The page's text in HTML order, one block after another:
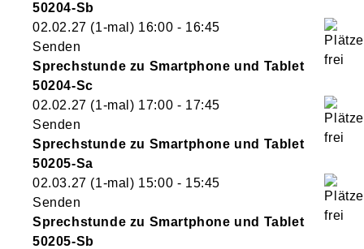
50204-Sb
02.02.27 (1-mal) 16:00 - 16:45
Senden
Sprechstunde zu Smartphone und Tablet
50204-Sc
02.02.27 (1-mal) 17:00 - 17:45
Senden
Sprechstunde zu Smartphone und Tablet
50205-Sa
02.03.27 (1-mal) 15:00 - 15:45
Senden
Sprechstunde zu Smartphone und Tablet
50205-Sb